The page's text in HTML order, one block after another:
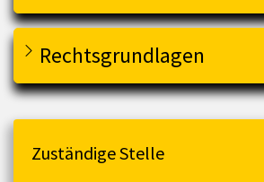
Rechtsgrundlagen
Zuständige Stelle